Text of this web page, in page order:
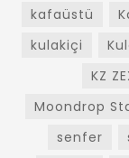
kafaüstü
kulakiçi
KZ
Moondrop
senfer